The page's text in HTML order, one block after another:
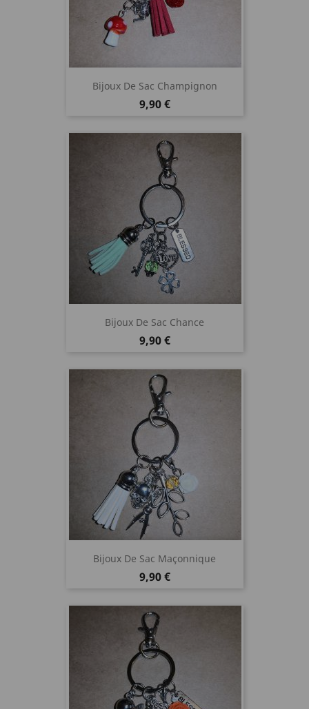
Bijoux De Sac Champignon
Prix
9,90 €
Bijoux De Sac Chance
Prix
9,90 €
Bijoux De Sac Maçonnique
Prix
9,90 €